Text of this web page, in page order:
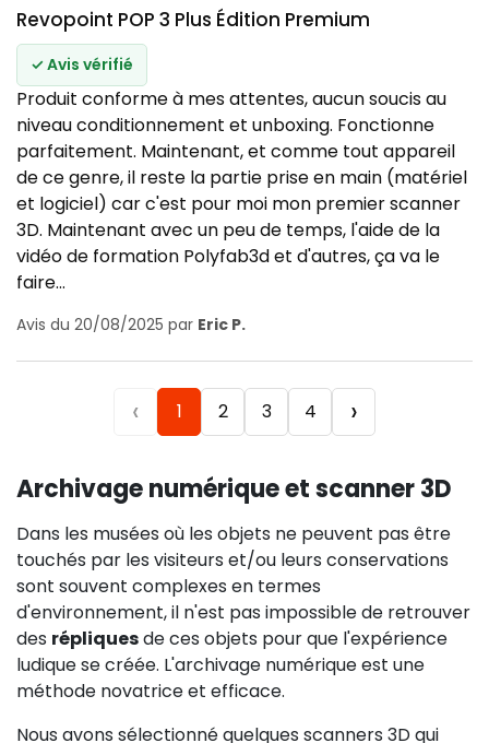
Revopoint POP 3 Plus Édition Premium
✓ Avis vérifié
Produit conforme à mes attentes, aucun soucis au
niveau conditionnement et unboxing. Fonctionne
parfaitement. Maintenant, et comme tout appareil
de ce genre, il reste la partie prise en main (matériel
et logiciel) car c'est pour moi mon premier scanner
3D. Maintenant avec un peu de temps, l'aide de la
vidéo de formation Polyfab3d et d'autres, ça va le
faire...
Avis du 20/08/2025 par Eric P.
‹ 1 2 3 4 ›
Archivage numérique et scanner 3D
Dans les musées où les objets ne peuvent pas être
touchés par les visiteurs et/ou leurs conservations
sont souvent complexes en termes
d'environnement, il n'est pas impossible de retrouver
des répliquesde ces objets pour que l'expérience
ludique se créée. L'archivage numérique est une
méthode novatrice et efficace.
Nous avons sélectionné quelques scanners 3D qui